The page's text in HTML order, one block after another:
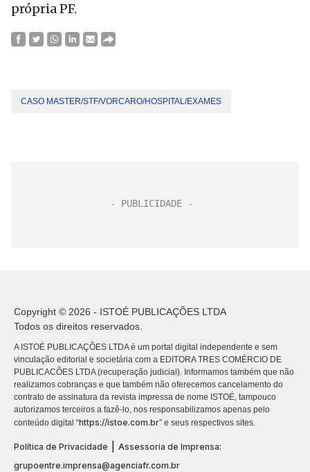
própria PF.
CASO MASTER/STF/VORCARO/HOSPITAL/EXAMES
Copyright © 2026 - ISTOÉ PUBLICAÇÕES LTDA
Todos os direitos reservados.
A ISTOÉ PUBLICAÇÕES LTDA é um portal digital independente e sem
vinculação editorial e societária com a EDITORA TRES COMÉRCIO DE
PUBLICACÕES LTDA (recuperação judicial). Informamos também que não
realizamos cobranças e que também não oferecemos cancelamento do
contrato de assinatura da revista impressa de nome ISTOÉ, tampouco
autorizamos terceiros a fazê-lo, nos responsabilizamos apenas pelo
conteúdo digital “https://istoe.com.br” e seus respectivos sites.
Política de Privacidade
Assessoria de Imprensa:
grupoentre.imprensa@agenciafr.com.br